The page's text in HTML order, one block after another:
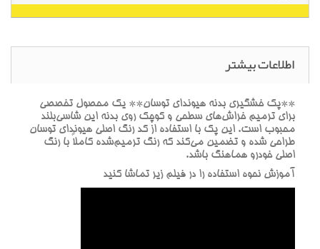
اطلاعات بیشتر
**پک خشگيري بدنه هيونداي توسان** يک محصول تخصصي
براي ترميم خراش‌هاي سطحي و کوچک روي بدنه اين شاسي‌بلند
محبوب است. اين پک با استفاده از کد رنگ اصلي هيونداي توسان
طراحي شده و تضمين مي‌کند که رنگ ترميم‌شده کاملاً با رنگ
اصلي خودرو هماهنگ باشد.
آموزش نحوه استفاده را در فيلم زير تماشا کنيد